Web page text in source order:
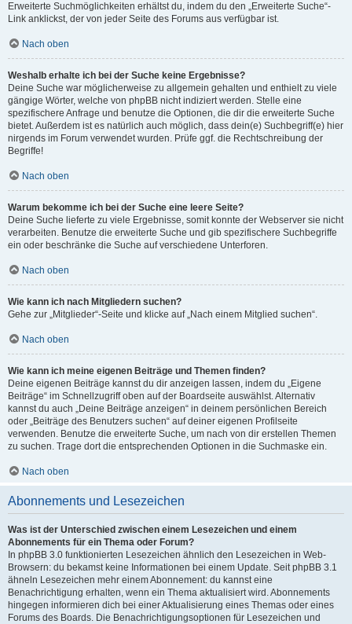
Erweiterte Suchmöglichkeiten erhältst du, indem du den „Erweiterte Suche“-
Link anklickst, der von jeder Seite des Forums aus verfügbar ist.
Nach oben
Weshalb erhalte ich bei der Suche keine Ergebnisse?
Deine Suche war möglicherweise zu allgemein gehalten und enthielt zu viele
gängige Wörter, welche von phpBB nicht indiziert werden. Stelle eine
spezifischere Anfrage und benutze die Optionen, die dir die erweiterte Suche
bietet. Außerdem ist es natürlich auch möglich, dass dein(e) Suchbegriff(e) hier
nirgends im Forum verwendet wurden. Prüfe ggf. die Rechtschreibung der
Begriffe!
Nach oben
Warum bekomme ich bei der Suche eine leere Seite?
Deine Suche lieferte zu viele Ergebnisse, somit konnte der Webserver sie nicht
verarbeiten. Benutze die erweiterte Suche und gib spezifischere Suchbegriffe
ein oder beschränke die Suche auf verschiedene Unterforen.
Nach oben
Wie kann ich nach Mitgliedern suchen?
Gehe zur „Mitglieder“-Seite und klicke auf „Nach einem Mitglied suchen“.
Nach oben
Wie kann ich meine eigenen Beiträge und Themen finden?
Deine eigenen Beiträge kannst du dir anzeigen lassen, indem du „Eigene
Beiträge“ im Schnellzugriff oben auf der Boardseite auswählst. Alternativ
kannst du auch „Deine Beiträge anzeigen“ in deinem persönlichen Bereich
oder „Beiträge des Benutzers suchen“ auf deiner eigenen Profilseite
verwenden. Benutze die erweiterte Suche, um nach von dir erstellen Themen
zu suchen. Trage dort die entsprechenden Optionen in die Suchmaske ein.
Nach oben
Abonnements und Lesezeichen
Was ist der Unterschied zwischen einem Lesezeichen und einem
Abonnements für ein Thema oder Forum?
In phpBB 3.0 funktionierten Lesezeichen ähnlich den Lesezeichen in Web-
Browsern: du bekamst keine Informationen bei einem Update. Seit phpBB 3.1
ähneln Lesezeichen mehr einem Abonnement: du kannst eine
Benachrichtigung erhalten, wenn ein Thema aktualisiert wird. Abonnements
hingegen informieren dich bei einer Aktualisierung eines Themas oder eines
Forums des Boards. Die Benachrichtigungsoptionen für Lesezeichen und